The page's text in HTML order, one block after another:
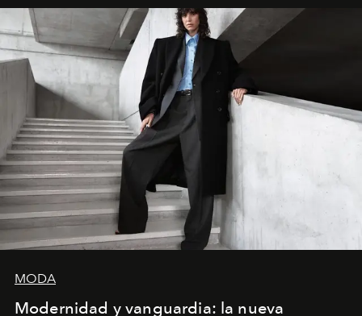
y la filosofía detrás de la propuesta.
MODA
Modernidad y vanguardia: la nueva